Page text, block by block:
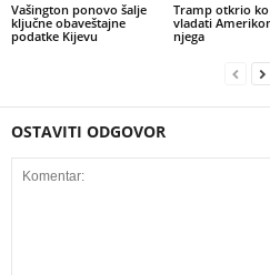
Vašington ponovo šalje
ključne obaveštajne
podatke Kijevu
Tramp otkrio ko
vladati
njega
OSTAVITI ODGOVOR